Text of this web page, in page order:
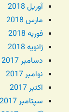
آوریل 2018
مارس 2018
فوریه 2018
ژانویه 2018
دسامبر 2017
نوامبر 2017
اکتبر 2017
سپتامبر 2017